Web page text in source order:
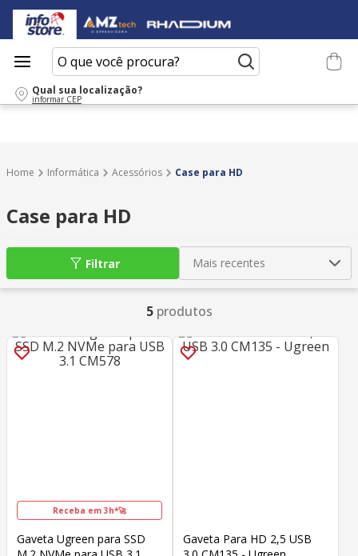
O que você procura?
Qual sua localização?
informar CEP
Informática Acessórios Case para HD
Case para HD
Mais recentes
Filtrar
5 produtos
Receba em 3h*🚀
Gaveta Ugreen para SSD
Gaveta Para HD 2,5 USB